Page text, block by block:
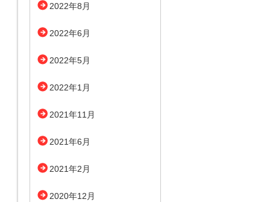
2022年8月
2022年6月
2022年5月
2022年1月
2021年11月
2021年6月
2021年2月
2020年12月